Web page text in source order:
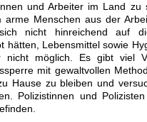
und Arbeiter im Land zu
Menschen aus der
nicht hinreichend auf
hätten, Lebensmittel sowie
möglich. Es gibt viel
mit gewaltvollen
Hause zu bleiben und
Polizistinnen und